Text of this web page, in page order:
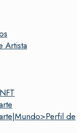
Artista
de